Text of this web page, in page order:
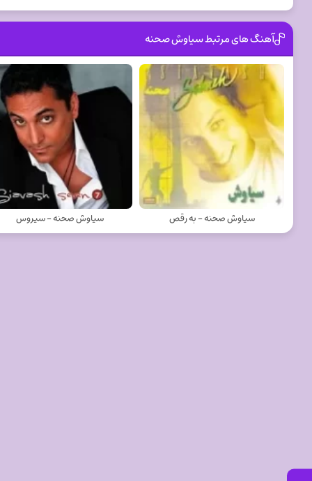
آهنگ های مرتبط سیاوش صحنه
سیاوش صحنه - به رقص سیاوش صحنه - سیروس